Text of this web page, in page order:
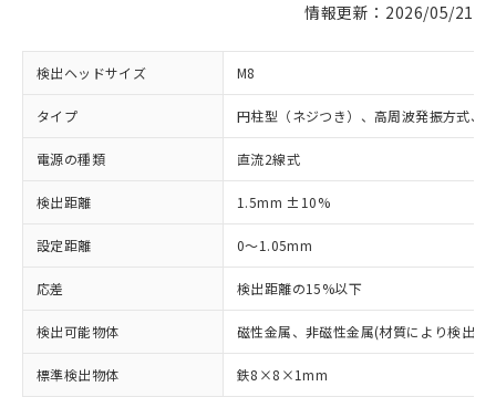
情報更新：2026/05/21
検出ヘッドサイズ M8
タイプ 円柱型（ネジつき）、高周波発振方式、
電源の種類 直流2線式
検出距離 1.5mm ±10%
設定距離 0～1.05mm
応差 検出距離の15%以下
検出可能物体 磁性金属、非磁性金属(材質により検出距
標準検出物体 鉄8×8×1mm